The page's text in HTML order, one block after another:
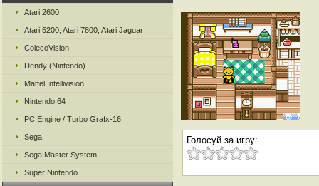
Atari 2600
Atari 5200, Atari 7800, Atari Jaguar
ColecoVision
Dendy (Nintendo)
Mattel Intellivision
Nintendo 64
PC Engine / Turbo Grafx-16
Sega
Sega Master System
Super Nintendo
Голосуй за игру: